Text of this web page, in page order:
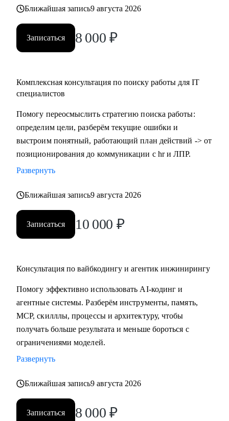
Ближайшая запись9 августа 2026
Записаться 8 000 ₽
Комплексная консультация по поиску работы для IT
специалистов
Помогу переосмыслить стратегию поиска работы:
определим цели, разберём текущие ошибки и
выстроим понятный, работающий план действий -> от
позиционирования до коммуникации с hr и ЛПР.
Развернуть
Ближайшая запись9 августа 2026
Записаться 10 000 ₽
Консультация по вайбкодингу и агентик инжинирингу
Помогу эффективно использовать AI-кодинг и
агентные системы. Разберём инструменты, память,
MCP, скилллы, процессы и архитектуру, чтобы
получать больше результата и меньше бороться с
ограничениями моделей.
Развернуть
Ближайшая запись9 августа 2026
Записаться 8 000 ₽